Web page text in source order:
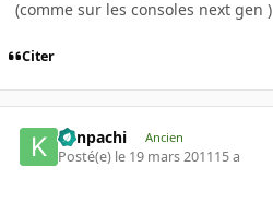
(comme sur les consoles next gen )
Citer
Kenpachi Ancien
Posté(e) le 19 mars 201115 a